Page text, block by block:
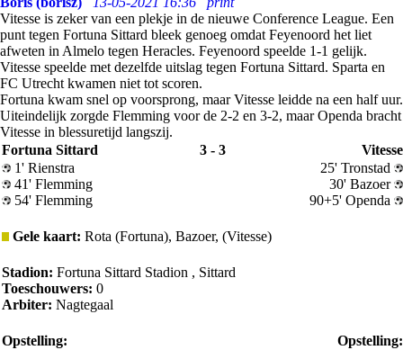
Vitesse is zeker van een plekje in de nieuwe Conference League. Een
punt tegen Fortuna Sittard bleek genoeg omdat Feyenoord het liet
afweten in Almelo tegen Heracles. Feyenoord speelde 1-1 gelijk.
Vitesse speelde met dezelfde uitslag tegen Fortuna Sittard. Sparta en
FC Utrecht kwamen niet tot scoren.
Fortuna kwam snel op voorsprong, maar Vitesse leidde na een half uur.
Uiteindelijk zorgde Flemming voor de 2-2 en 3-2, maar Openda bracht
Vitesse in blessuretijd langszij.
Fortuna Sittard
3 - 3
Vitesse
1' Rienstra
41' Flemming
54' Flemming
25' Tronstad
30' Bazoer
90+5' Openda
Gele kaart: Rota (Fortuna), Bazoer, (Vitesse)
Stadion: Fortuna Sittard Stadion , Sittard
Toeschouwers: 0
Arbiter: Nagtegaal
Opstelling:
Opstelling: